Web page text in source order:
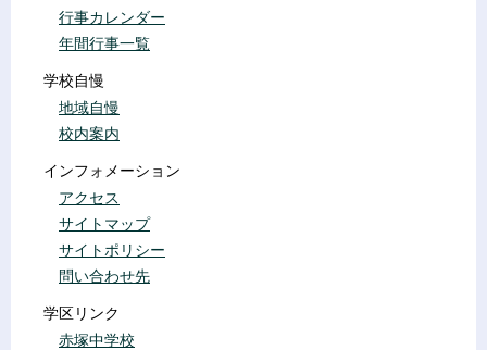
行事カレンダー
年間行事一覧
学校自慢
地域自慢
校内案内
インフォメーション
アクセス
サイトマップ
サイトポリシー
問い合わせ先
学区リンク
赤塚中学校